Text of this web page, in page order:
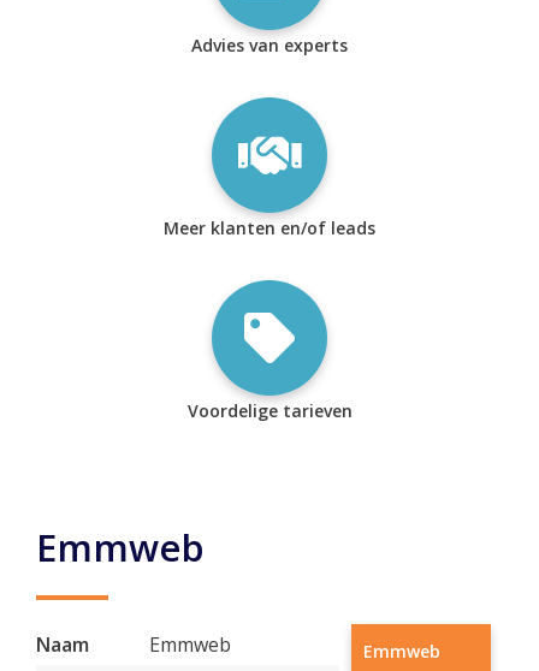
Advies van experts
Meer klanten en/of leads
Voordelige tarieven
Emmweb
Naam Emmweb Emmweb